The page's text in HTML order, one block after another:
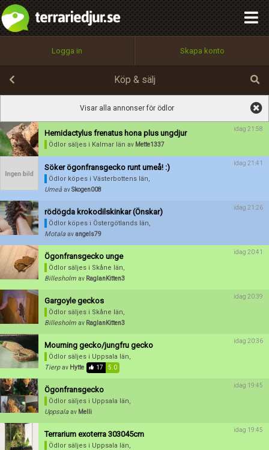
Logga in Skapa konto
Namn:
Beskrivning:
Alla Positiva Negativa
Betygsätt
Köp & sälj
Visar alla annonser för ödlor
Hemidactylus frenatus hona plus ungdjur
Ödlor säljes i Kalmar län av Mette1337
idag 21:58
Söker ögonfransgecko runt umeå! :)
Ödlor köpes i Västerbottens län,
Umeå avSkogen008
idag 21:41
rödögda krokodilskinkar (Önskar)
Ödlor köpes i Östergötlands län,
Motala avangels79
idag 21:26
Ögonfransgecko unge
Ödlor säljes i Skåne län,
Billesholm av RaglanKitten3
idag 20:41
Gargoyle geckos
Ödlor säljes i Skåne län,
Billesholm av RaglanKitten3
idag 20:39
Mourning gecko/jungfru gecko
Ödlor säljes i Uppsala län,
Tierp av Hytte 17 5.0
idag 20:36
Ögonfransgecko
Ödlor säljes i Uppsala län,
Uppsala av Melli
idag 19:45
Terrarium exoterra 303045cm
Ödlor säljes i Uppsala län,
idag 19:45
Utför
100%
OK
integritetspolicy
Namn:
Epost:
Användarnamn:
Skapa konto
Begär nytt lösenord
Tillbaka till förstasidan